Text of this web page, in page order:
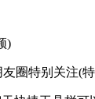
)
圈特别关注(